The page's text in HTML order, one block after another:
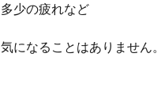
多少の疲れなど
気になることはありません。